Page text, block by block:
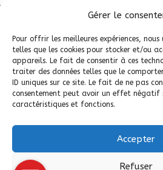
Gérer le
Pour offrir les meilleures expériences,
telles que les cookies pour stocker et/ou
appareils. Le fait de consentir à ces
traiter des données telles que le
ID uniques sur ce site. Le fait de ne pas
consentement peut avoir un effet négatif
caractéristiques et fonctions.
Accepter
Refuser
Politique de
© 2026 Fédération Française de
Tous droits